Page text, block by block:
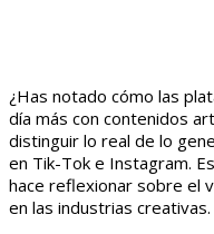
¿Has notado cómo las
día más con contenidos
distinguir lo real de lo
en Tik-Tok e Instagram.
hace reflexionar sobre el
en las industrias creativas.